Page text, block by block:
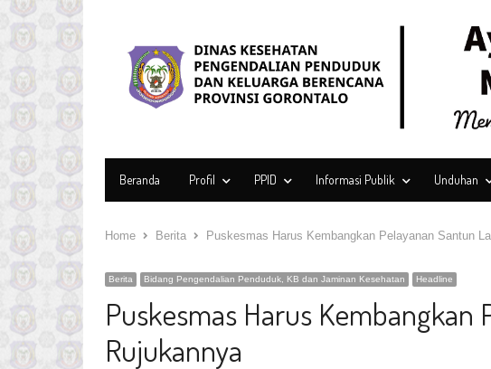
Beranda Profil PPID Informasi Publik Unduhan
Home
Berita Puskesmas Harus Kembangkan Pelayanan Santun
Berita Bidang Pengendalian Penduduk, KB dan Jaminan Kesehatan Headline
Puskesmas Harus Kembangkan
Rujukannya